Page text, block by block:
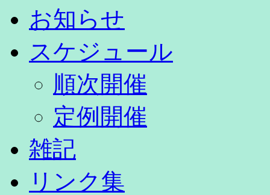
お知らせ
スケジュール
順次開催
定例開催
雑記
リンク集